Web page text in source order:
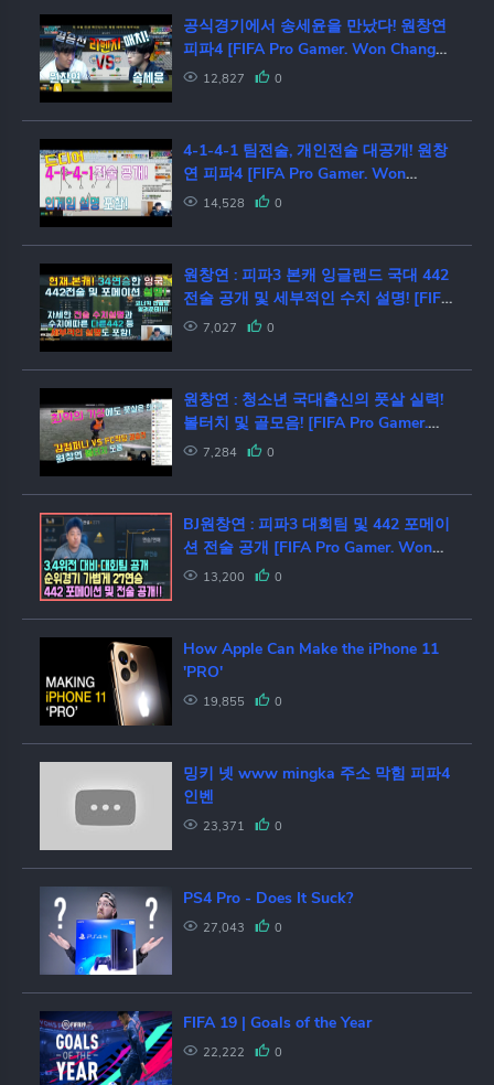
공식경기에서 송세윤을 만났다! 원창연
피파4 [FIFA Pro Gamer. Won Chang
Yeon]12,827 0
4-1-4-1 팀전술, 개인전술 대공개! 원창
연 피파4 [FIFA Pro Gamer. Won
Chang Yeon]
14,528 0
원창연 : 피파3 본캐 잉글랜드 국대 442
전술 공개 및 세부적인 수치 설명! [FIFA
Pro Gamer. Won Chang Yeon]
7,027 0
원창연 : 청소년 국대출신의 풋살 실력!
볼터치 및 골모음! [FIFA Pro Gamer.
Won Chang Yeon]
7,284 0
BJ원창연 : 피파3 대회팀 및 442 포메이
션 전술 공개 [FIFA Pro Gamer. Won
Chang Yeon]
13,200 0
How Apple Can Make the iPhone 11
'PRO'
19,855 0
밍키 넷 www mingka 주소 막힘 피파4
인벤
23,371 0
PS4 Pro - Does It Suck?
27,043 0
FIFA 19 | Goals of the Year
22,222 0